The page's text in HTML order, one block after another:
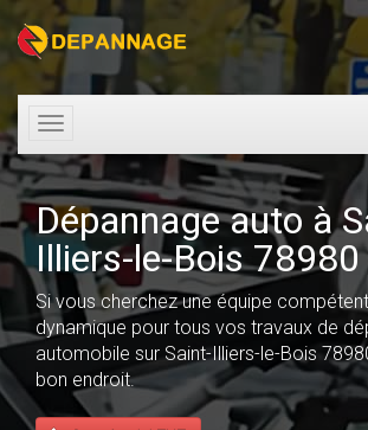
Toggle
navigation
Dépannage auto à
Illiers-le-Bois 78980
Si vous cherchez une équipe
dynamique pour tous vos travaux de
automobile sur Saint-Illiers-le-Bois
bon endroit.